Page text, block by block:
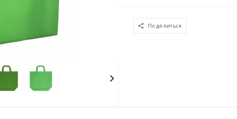
Поделиться